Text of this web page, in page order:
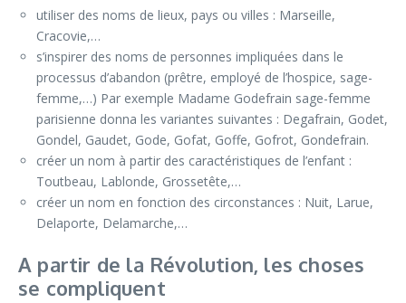
utiliser des noms de lieux, pays ou villes : Marseille,
Cracovie,…
s’inspirer des noms de personnes impliquées dans le
processus d’abandon (prêtre, employé de l’hospice, sage-
femme,…) Par exemple Madame Godefrain sage-femme
parisienne donna les variantes suivantes : Degafrain, Godet,
Gondel, Gaudet, Gode, Gofat, Goffe, Gofrot, Gondefrain.
créer un nom à partir des caractéristiques de l’enfant :
Toutbeau, Lablonde, Grossetête,…
créer un nom en fonction des circonstances : Nuit, Larue,
Delaporte, Delamarche,…
A partir de la Révolution, les choses
se compliquent